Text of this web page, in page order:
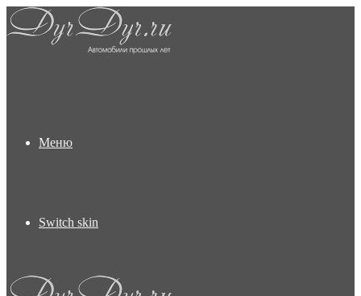
Меню
Switch skin